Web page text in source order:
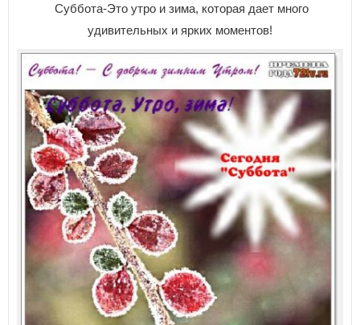
Суббота-Это утро и зима, которая дает много
удивительных и ярких моментов!